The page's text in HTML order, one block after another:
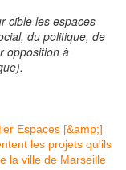
cible les espaces
du politique, de
opposition à